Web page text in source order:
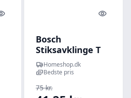
Quick look Quick
Bosch
Stiksavklinge T
118 A Metal 5 Stk
- 2608631013
Homeshop.dk
Bedste pris
75 kr.